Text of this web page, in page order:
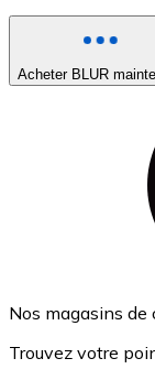
Acheter BLUR
Nos magasins de
Trouvez votre